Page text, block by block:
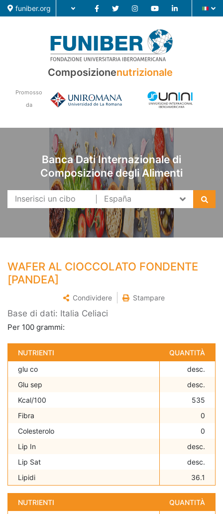
funiber.org
Composizione nutrizionale
Ricerca
Composizionenutrizionale
Promosso
da
Banca Dati Internazionale di
Composizione degli Alimenti
WAFER AL CIOCCOLATO FONDENTE
[PANDEA]
Condividere Stampare
Base di dati: Italia Celiaci
Per 100 grammi:
NUTRIENTI
QUANTITÀ
glu co
desc.
Glu sep
desc.
Kcal/100
535
Fibra
0
Colesterolo
0
Lip In
desc.
Lip Sat
desc.
Lipidi
36.1
NUTRIENTI
QUANTITÀ